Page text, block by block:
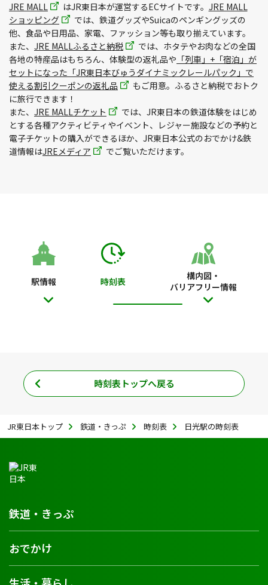
JRE MALL はJR東日本が運営するECサイトです。 JRE MALL
ショッピング
では、鉄道グッズやSuicaのペンギングッズの
他、食品や日用品、家電、ファッション等も取り揃えています。
また、 JRE MALLふるさと納税
では、ホタテやお肉などの全国
各地の特産品はもちろん、体験型の返礼品や 「列車」+「宿泊」が
セットになった「JR東日本びゅうダイナミックレールパック」で
使える割引クーポンの返礼品
もご用意。ふるさと納税でおトク
に旅行できます！
また、 JRE MALLチケット
では、JR東日本の鉄道体験をはじめ
とする各種アクティビティやイベント、レジャー施設などの予約と
電子チケットの購入ができるほか、JR東日本公式のおでかけ&鉄
道情報はJREメディア でご覧いただけます。
駅情報 時刻表
構内図・
バリアフリー情報
時刻表トップへ戻る
JR東日本トップ 鉄道・きっぷ 時刻表 日光駅の時刻表
鉄道・きっぷ
おでかけ